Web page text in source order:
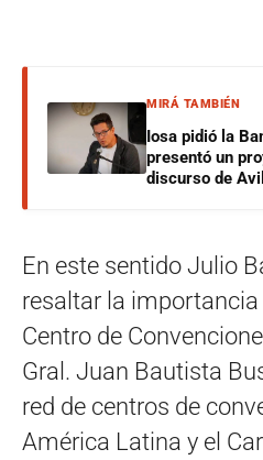
MIRÁ TAMBIÉN
Iosa pidió la
presentó un
discurso de
En este sentido Julio
resaltar la importancia
Centro de
Gral. Juan Bautista
red de centros de
América Latina y el